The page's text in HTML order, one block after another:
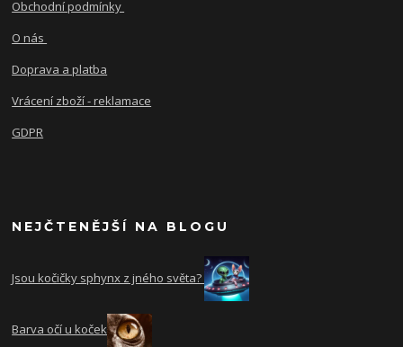
Obchodní podmínky
O nás
Doprava a platba
Vrácení zboží - reklamace
GDPR
NEJČTENĚJŠÍ NA BLOGU
Jsou kočičky sphynx z jného světa?
Barva očí u koček